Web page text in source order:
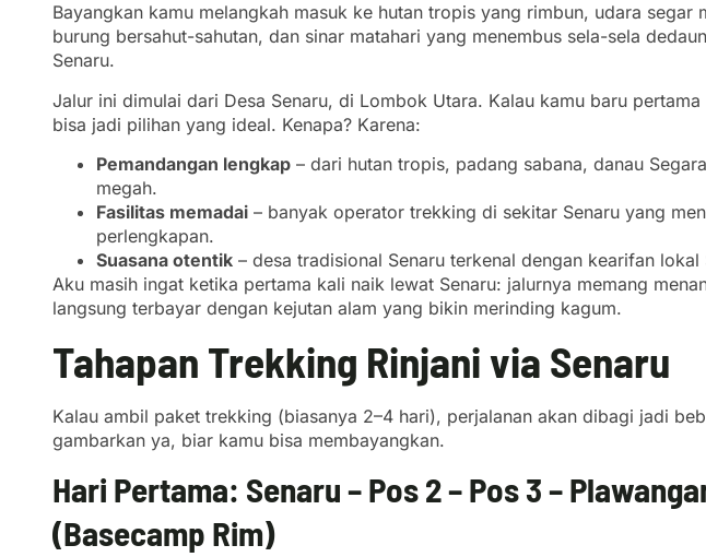
Bayangkan kamu melangkah masuk ke hutan tropis yang rimbun, udara segar
burung bersahut-sahutan, dan sinar matahari yang menembus sela-sela
Senaru.
Jalur ini dimulai dari Desa Senaru, di Lombok Utara. Kalau kamu baru
bisa jadi pilihan yang ideal. Kenapa? Karena:
Pemandangan lengkap – dari hutan tropis, padang sabana, danau
megah.
Fasilitas memadai – banyak operator trekking di sekitar Senaru yang
perlengkapan.
Suasana otentik – desa tradisional Senaru terkenal dengan kearifan
Aku masih ingat ketika pertama kali naik lewat Senaru: jalurnya memang
langsung terbayar dengan kejutan alam yang bikin merinding kagum.
Tahapan Trekking Rinjani via Senaru
Kalau ambil paket trekking (biasanya 2–4 hari), perjalanan akan dibagi jadi
gambarkan ya, biar kamu bisa membayangkan.
Hari Pertama: Senaru – Pos 2 – Pos 3 –
(Basecamp Rim)